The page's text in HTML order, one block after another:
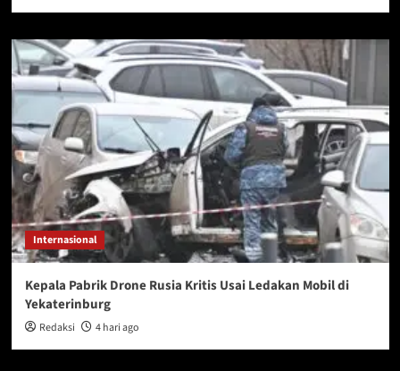
Internasional
Kepala Pabrik Drone Rusia Kritis Usai Ledakan Mobil di
Yekaterinburg
Redaksi 4 hari ago